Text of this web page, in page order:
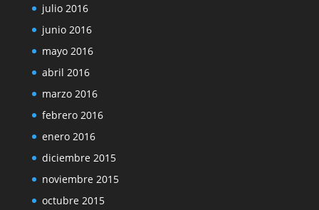
julio 2016
junio 2016
mayo 2016
abril 2016
marzo 2016
febrero 2016
enero 2016
diciembre 2015
noviembre 2015
octubre 2015